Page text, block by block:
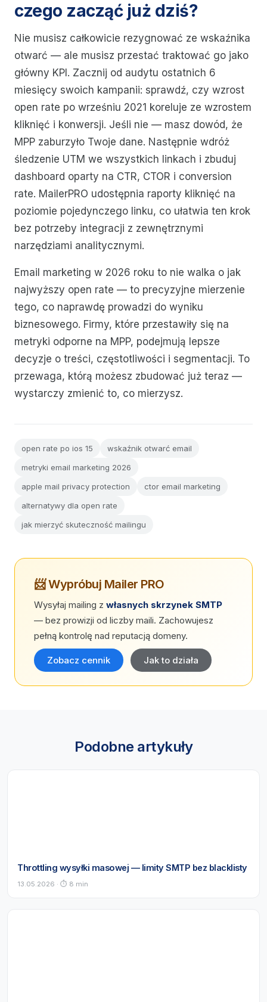
czego zacząć już dziś?
Nie musisz całkowicie rezygnować ze wskaźnika
otwarć — ale musisz przestać traktować go jako
główny KPI. Zacznij od audytu ostatnich 6
miesięcy swoich kampanii: sprawdź, czy wzrost
open rate po wrześniu 2021 koreluje ze wzrostem
kliknięć i konwersji. Jeśli nie — masz dowód, że
MPP zaburzyło Twoje dane. Następnie wdróż
śledzenie UTM we wszystkich linkach i zbuduj
dashboard oparty na CTR, CTOR i conversion
rate. MailerPRO udostępnia raporty kliknięć na
poziomie pojedynczego linku, co ułatwia ten krok
bez potrzeby integracji z zewnętrznymi
narzędziami analitycznymi.
Email marketing w 2026 roku to nie walka o jak
najwyższy open rate — to precyzyjne mierzenie
tego, co naprawdę prowadzi do wyniku
biznesowego. Firmy, które przestawiły się na
metryki odporne na MPP, podejmują lepsze
decyzje o treści, częstotliwości i segmentacji. To
przewaga, którą możesz zbudować już teraz —
wystarczy zmienić to, co mierzysz.
open rate po ios 15
wskaźnik otwarć email
metryki email marketing 2026
apple mail privacy protection
ctor email marketing
alternatywy dla open rate
jak mierzyć skuteczność mailingu
📨 Wypróbuj Mailer PRO
Wysyłaj mailing z własnych skrzynek SMTP
— bez prowizji od liczby maili. Zachowujesz
pełną kontrolę nad reputacją domeny.
Zobacz cennik Jak to działa
Podobne artykuły
Throttling wysyłki masowej — limity SMTP bez blacklisty
13.05.2026 · ⏱ 8 min